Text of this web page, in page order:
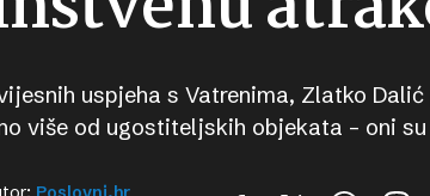
uspjeha s Vatrenima, Zlatko
više od ugostiteljskih objekata – oni